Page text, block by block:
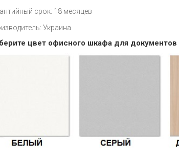
срок: 18 месяцев
Украина
цвет офисного шкафа для документов